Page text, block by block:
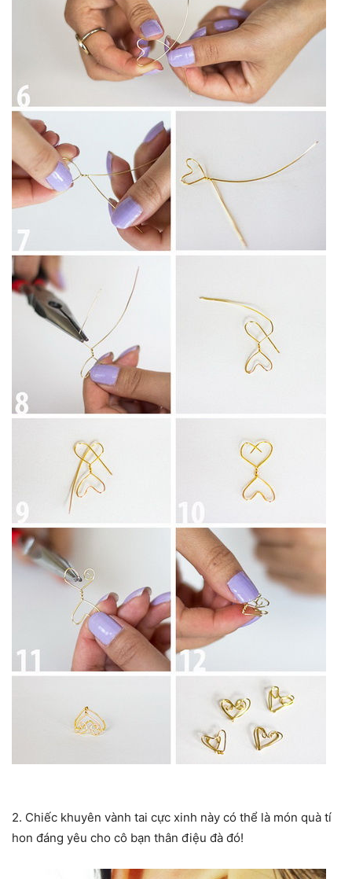
2. Chiếc khuyên vành tai cực xinh này có thể là món quà tí
hon đáng yêu cho cô bạn thân điệu đà đó!